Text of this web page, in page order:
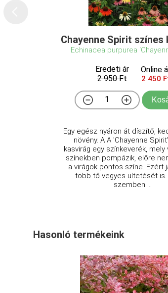
Chayenne Spirit színes
Echinacea purpurea
Eredeti ár
2 950 Ft
Online
2 450
Egy egész nyáron át díszítő,
növény. A A 'Chayenne
kasvirág egy színkeverék,
színekben pompázik, előre
a virágok pontos színe. Ezért
több tő vegyes ültetését is.
szemben ...
Hasonló termékeink